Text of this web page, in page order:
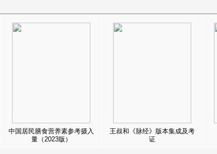
中国居民膳食营养素参考摄入
量（2023版）
王叔和《脉经》版本集成及考
证